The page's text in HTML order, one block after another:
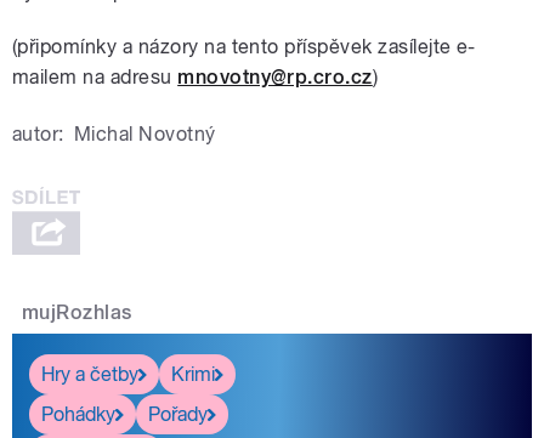
(připomínky a názory na tento příspěvek zasílejte e-
mailem na adresu mnovotny@rp.cro.cz)
autor: Michal Novotný
mujRozhlas
Hry a četby
Krimi
Pohádky
Pořady